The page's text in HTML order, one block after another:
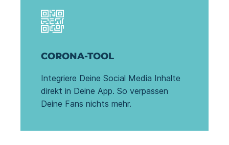
CORONA-TOOL
Integriere Deine Social Media Inhalte
direkt in Deine App. So verpassen
Deine Fans nichts mehr.